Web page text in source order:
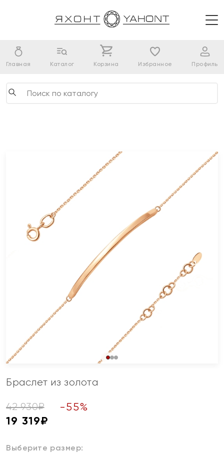
Главная Каталог Корзина Избранное Профиль
Браслет из золота
42 930₽ -55%
19 319₽
Выберите размер: